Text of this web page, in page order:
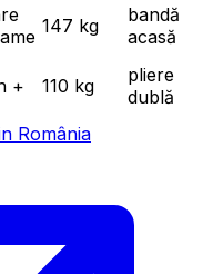
147 kg
bandă
acasă
+
110 kg
pliere
dublă
România